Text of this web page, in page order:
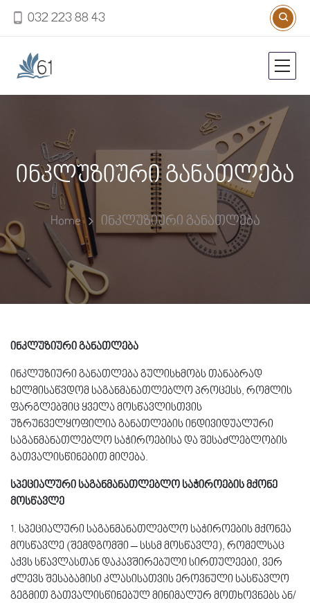
032 223 88 43
ინკლუზიური განათლება
Home ინკლუზიური განათლება
ინკლუზიური განათლება
ინკლუზიური განათლება გულისხმობს თანაბრად
ხელმისაწვდომ საგანმანათლებლო პროცესს, რომლის
ფარგლებშიც ყველა მოსწავლისთვის
უზრუნველყოფილია განათლების ინდივიდუალური
საგანმანათლებლო საჭიროებისა და შესაძლებლობის
გათვალისწინებით მიღება.
სპეციალური საგანმანათლებლო საჭიროებისმქონე
მოსწავლე
1. სპეციალური საგანმანათლებლო საჭიროების მქონეა
მოსწავლე (შემდგომში – სსსმ მოსწავლე), რომელსაც
აქვს სწავლასთან დაკავშირებული სირთულეები, ვერ
ძლევს შესაბამისი კლასისათვის ეროვნული სასწავლო
გეგმით გათვალისწინებულ მინიმალურ მოთხოვნებს ან/